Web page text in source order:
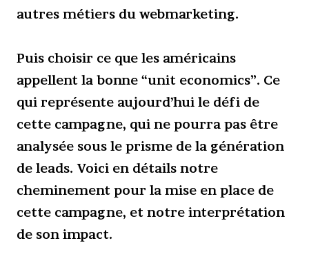
autres métiers du webmarketing.
Puis choisir ce que les américains
appellent la bonne “unit economics”. Ce
qui représente aujourd’hui le défi de
cette campagne, qui ne pourra pas être
analysée sous le prisme de la génération
de leads. Voici en détails notre
cheminement pour la mise en place de
cette campagne, et notre interprétation
de son impact.